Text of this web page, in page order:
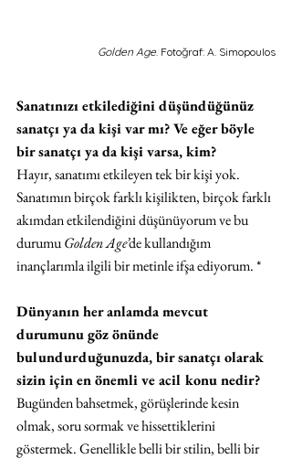
Golden Age . Fotoğraf: A. Simopoulos
Sanatınızı etkilediğini düşündüğünüz
sanatçı ya da kişi var mı? Ve eğer böyle
bir sanatçı ya da kişi varsa, kim?
Hayır, sanatımı etkileyen tek bir kişi yok.
Sanatımın birçok farklı kişilikten, birçok farklı
akımdan etkilendiğini düşünüyorum ve bu
durumu Golden Age’de kullandığım
inançlarımla ilgili bir metinle ifşa ediyorum. *
Dünyanın her anlamda mevcut
durumunu göz önünde
bulundurduğunuzda, bir sanatçı olarak
sizin için en önemli ve acil konu nedir?
Bugünden bahsetmek, görüşlerinde kesin
olmak, soru sormak ve hissettiklerini
göstermek. Genellikle belli bir stilin, belli bir